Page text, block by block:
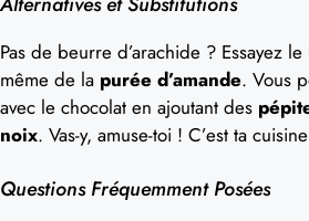
Pas de beurre d’arachide ? Essayez le
même de la purée d’amande. Vous
avec le chocolat en ajoutant des
noix. Vas-y, amuse-toi ! C’est ta
Questions Fréquemment Posées